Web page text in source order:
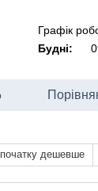
Графік
Будні:
дешевше